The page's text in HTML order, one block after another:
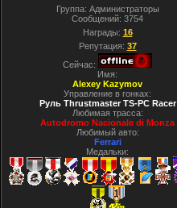
Группа: Администраторы
Сообщений: 3754
Награды: 16
Репутация: 37
Сейчас:
Имя:
Alexey Kazymov
Управление в гонках:
Руль Thrustmaster TS-PC Racer
Любимая трасса:
Autodromo Nacionale di Monza
Любимый авто:
Ferrari
Медальки: